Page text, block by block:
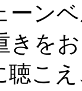
ーン
きを
聴こ